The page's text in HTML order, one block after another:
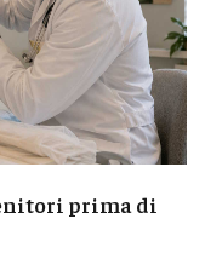
prima di